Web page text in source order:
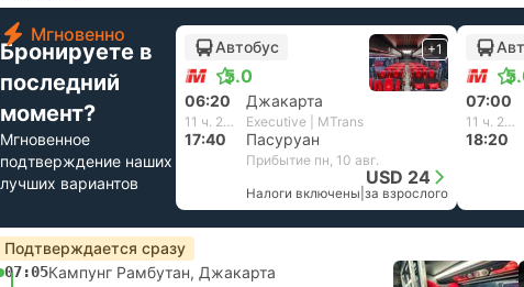
Мгновенно
Бронируете в
последний
момент?
Мгновенное
подтверждение наших
лучших вариантов
Автобус
5.0
+1
06:20 Джакарта
11 ч. 20 м. Executive | MTrans
17:40 Пасуруан
Прибытие пн, 10 авг.
USD 24
Налоги включены за взрослого
07:00
11 ч. 20 м.
18:20
Подтверждается сразу
07:05Кампунг Рамбутан, Джакарта